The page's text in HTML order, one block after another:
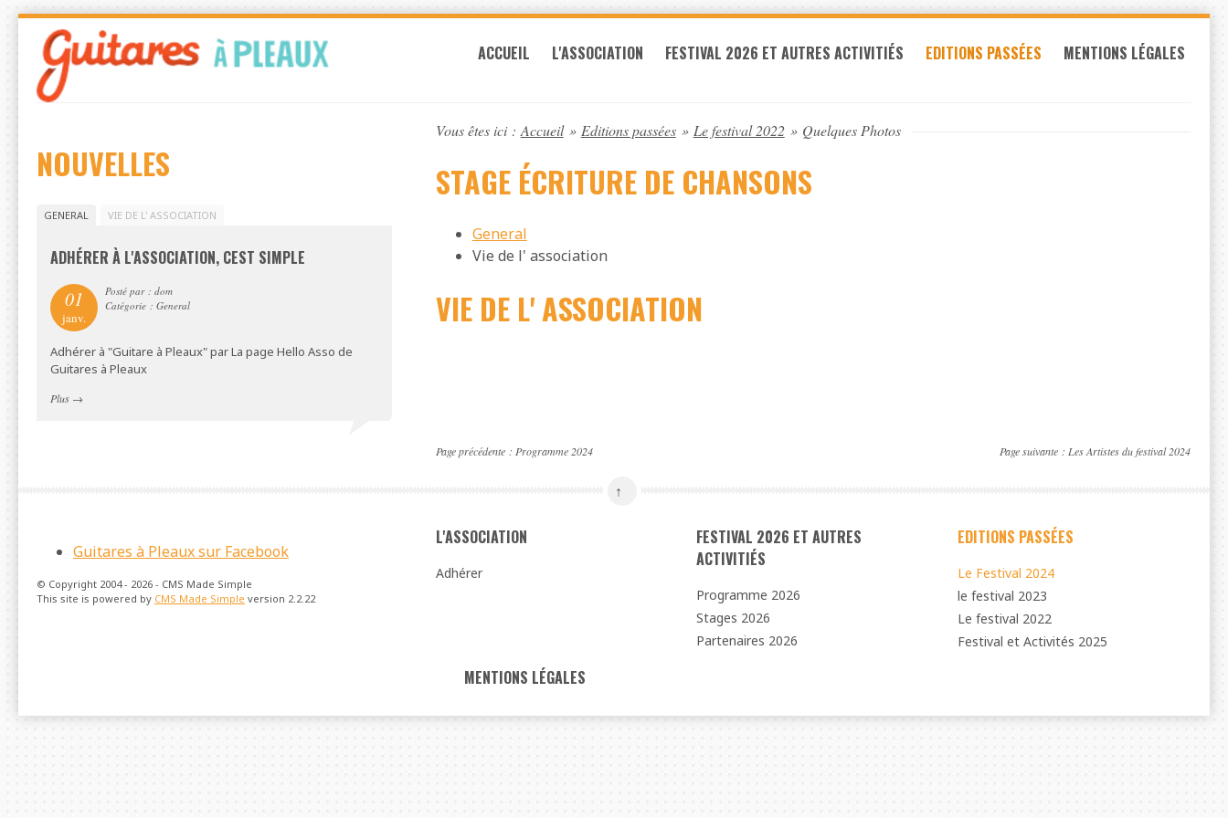
navigation
Skip
ACCUEIL L'ASSOCIATION FESTIVAL 2026 ET AUTRES ACTIVITIÉS EDITIONS PASSÉES MENTIONS LÉGALES
Vous êtes ici :Accueil » Editions passées » Le festival 2022 » Quelques Photos
STAGE ÉCRITURE DE CHANSONS
General
Vie de l' association
VIE DE L' ASSOCIATION
NOUVELLES
GENERAL VIE DE L' ASSOCIATION
ADHÉRER À L'ASSOCIATION, CEST SIMPLE
01
janv.
Posté par : dom
Catégorie : General
Adhérer à "Guitare à Pleaux" par La page Hello Asso de
Guitares à Pleaux
Plus →
Page précédente : Programme 2024 Page suivante :Les Artistes du festival 2024
L'ASSOCIATION
Adhérer
FESTIVAL 2026 ET AUTRES
ACTIVITIÉS
Programme 2026
Stages 2026
Partenaires 2026
EDITIONS PASSÉES
Le Festival 2024
le festival 2023
Le festival 2022
Festival et Activités 2025
MENTIONS LÉGALES
Guitares à Pleaux sur Facebook
© Copyright 2004 - 2026 - CMS Made Simple
This site is powered by CMS Made Simple version 2.2.22